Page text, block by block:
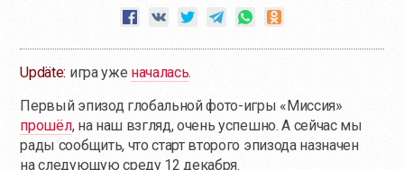
Updäte: игра уже началась.
Первый эпизод глобальной фото-игры «Миссия»
прошёл, на наш взгляд, очень успешно. А сейчас мы
рады сообщить, что старт второго эпизода назначен
на следующую среду 12 декабря.